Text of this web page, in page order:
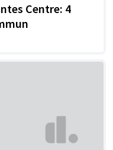
Centre: 4